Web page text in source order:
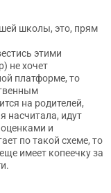
школы, это, прям
этими
не хочет
платформе, то
на родителей,
насчитала, идут
и
по такой схеме, то
имеет копеечку за